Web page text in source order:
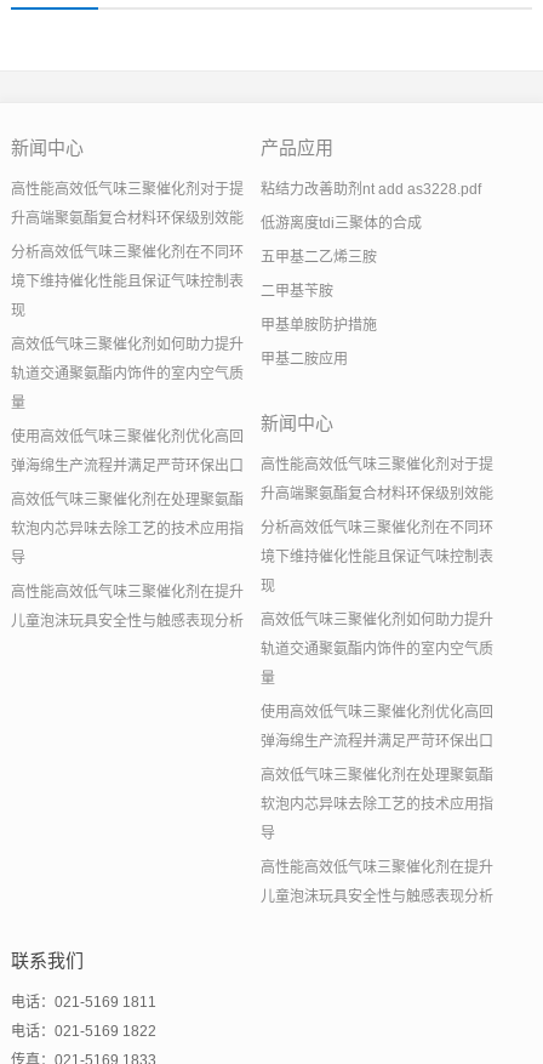
新闻中心
高性能高效低气味三聚催化剂对于提
升高端聚氨酯复合材料环保级别效能
分析高效低气味三聚催化剂在不同环
境下维持催化性能且保证气味控制表
现
高效低气味三聚催化剂如何助力提升
轨道交通聚氨酯内饰件的室内空气质
量
使用高效低气味三聚催化剂优化高回
弹海绵生产流程并满足严苛环保出口
高效低气味三聚催化剂在处理聚氨酯
软泡内芯异味去除工艺的技术应用指
导
高性能高效低气味三聚催化剂在提升
儿童泡沫玩具安全性与触感表现分析
产品应用
粘结力改善助剂nt add as3228.pdf
低游离度tdi三聚体的合成
五甲基二乙烯三胺
二甲基苄胺
甲基单胺防护措施
甲基二胺应用
新闻中心
高性能高效低气味三聚催化剂对于提
升高端聚氨酯复合材料环保级别效能
分析高效低气味三聚催化剂在不同环
境下维持催化性能且保证气味控制表
现
高效低气味三聚催化剂如何助力提升
轨道交通聚氨酯内饰件的室内空气质
量
使用高效低气味三聚催化剂优化高回
弹海绵生产流程并满足严苛环保出口
高效低气味三聚催化剂在处理聚氨酯
软泡内芯异味去除工艺的技术应用指
导
高性能高效低气味三聚催化剂在提升
儿童泡沫玩具安全性与触感表现分析
联系我们
电话：021-5169 1811
电话：021-5169 1822